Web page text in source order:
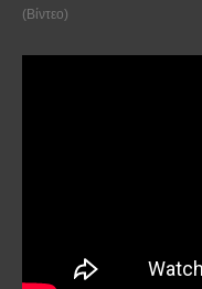
(βίντεο)